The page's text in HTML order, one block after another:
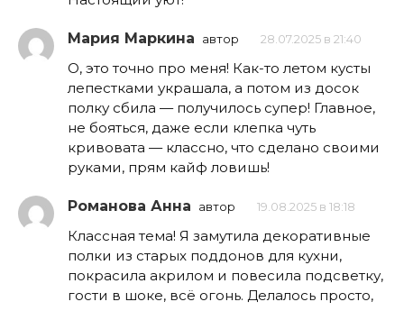
Мария Маркина автор 28.07.2025 в 21:40
О, это точно про меня! Как-то летом кусты
лепестками украшала, а потом из досок
полку сбила — получилось супер! Главное,
не бояться, даже если клепка чуть
кривовата — классно, что сделано своими
руками, прям кайф ловишь!
Романова Анна автор 19.08.2025 в 18:18
Классная тема! Я замутила декоративные
полки из старых поддонов для кухни,
покрасила акрилом и повесила подсветку,
гости в шоке, всё огонь. Делалось просто,